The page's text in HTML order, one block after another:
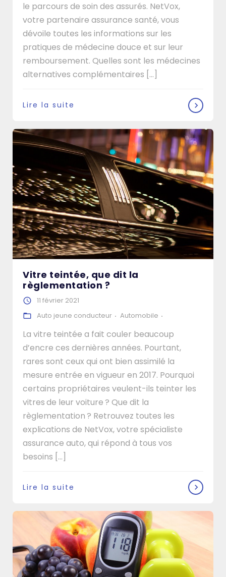
le parcours de soin des assurés. NetVox,
votre partenaire assurance santé, vous
dévoile toutes les informations sur les
pratiques de médecine douce et sur leur
remboursement. Quelles sont les médecines
alternatives complémentaires [...]
Lire la suite
Vitre teintée, que dit la
règlementation ?
11 février 2021
Auto jeune conducteur
Automobile
La vitre teintée a fait couler beaucoup
d’encre ces dernières années. Pourtant,
rares sont ceux qui ont bien assimilé la
mesure entrée en vigueur en 2017. Pourquoi
certains propriétaires veulent-ils teinter les
vitres de leur voiture ? Que dit la
règlementation ? Retrouvez toutes les
explications de NetVox, votre spécialiste
assurance auto, qui répond à tous vos
besoins [...]
Lire la suite